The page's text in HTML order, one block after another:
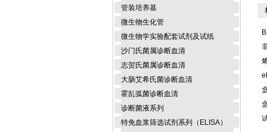
管装培养基
微生物生化管
微生物学实验配套试剂及试纸
沙门氏菌属诊断血清
志贺氏菌属诊断血清
大肠艾希氏菌诊断血清
霍乱弧菌诊断血清
诊断菌液系列
特免血浆筛选试剂系列（ELISA）